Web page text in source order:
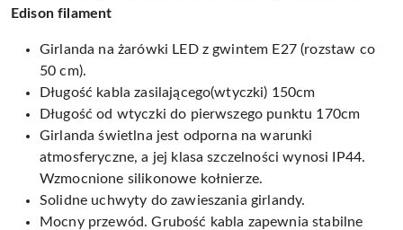
Edison filament
Girlanda na żarówki LED z gwintem E27 (rozstaw co
50 cm).
Długość kabla zasilającego(wtyczki) 150cm
Długość od wtyczki do pierwszego punktu 170cm
Girlanda świetlna jest odporna na warunki
atmosferyczne, a jej klasa szczelności wynosi IP44.
Wzmocnione silikonowe kołnierze.
Solidne uchwyty do zawieszania girlandy.
Mocny przewód. Grubość kabla zapewnia stabilne